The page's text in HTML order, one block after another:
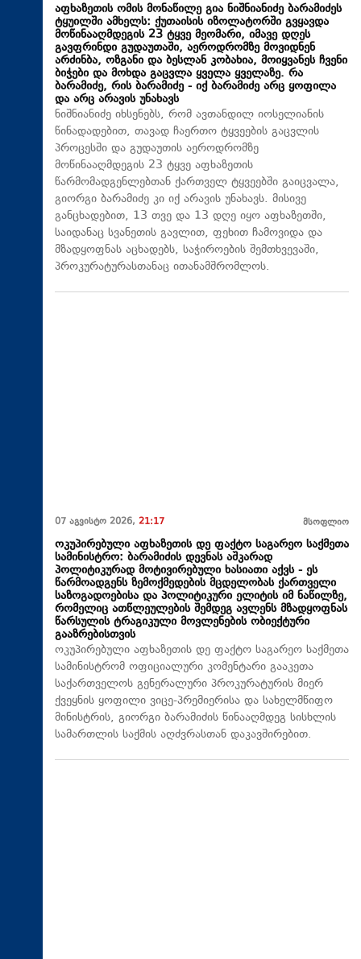
აფხაზეთის ომის მონაწილე გია ნიშნიანიძე ბარამიძეს
ტყუილში ამხელს: ქუთაისის იზოლატორში გვყავდა
მოწინააღმდეგის 23 ტყვე მეომარი, იმავე დღეს
გავფრინდი გუდაუთაში, აეროდრომზე მოვიდნენ
არძინბა, ოზგანი და ბესლან კობახია, მოიყვანეს ჩვენი
ბიჭები და მოხდა გაცვლა ყველა ყველაზე. რა
ბარამიძე, რის ბარამიძე - იქ ბარამიძე არც ყოფილა
და არც არავის უნახავს
ნიშნიანიძე იხსენებს, რომ ავთანდილ იოსელიანის
წინადადებით, თავად ჩაერთო ტყვეების გაცვლის
პროცესში და გუდაუთის აეროდრომზე
მოწინააღმდეგის 23 ტყვე აფხაზეთის
წარმომადგენლებთან ქართველ ტყვეებში გაიცვალა,
გიორგი ბარამიძე კი იქ არავის უნახავს. მისივე
განცხადებით, 13 თვე და 13 დღე იყო აფხაზეთში,
საიდანაც სვანეთის გავლით, ფეხით ჩამოვიდა და
მზადყოფნას აცხადებს, საჭიროების შემთხვევაში,
პროკურატურასთანაც ითანამშრომლოს.
07 აგვისტო 2026, 21:17 მსოფლიო
ოკუპირებული აფხაზეთის დე ფაქტო საგარეო საქმეთა
სამინისტრო: ბარამიძის დევნას აშკარად
პოლიტიკურად მოტივირებული ხასიათი აქვს - ეს
წარმოადგენს ზემოქმედების მცდელობას ქართველი
საზოგადოებისა და პოლიტიკური ელიტის იმ ნაწილზე,
რომელიც ათწლეულების შემდეგ ავლენს მზადყოფნას
წარსულის ტრაგიკული მოვლენების ობიექტური
გააზრებისთვის
ოკუპირებული აფხაზეთის დე ფაქტო საგარეო საქმეთა
სამინისტრომ ოფიციალური კომენტარი გააკეთა
საქართველოს გენერალური პროკურატურის მიერ
ქვეყნის ყოფილი ვიცე-პრემიერისა და სახელმწიფო
მინისტრის, გიორგი ბარამიძის წინააღმდეგ სისხლის
სამართლის საქმის აღძვრასთან დაკავშირებით.